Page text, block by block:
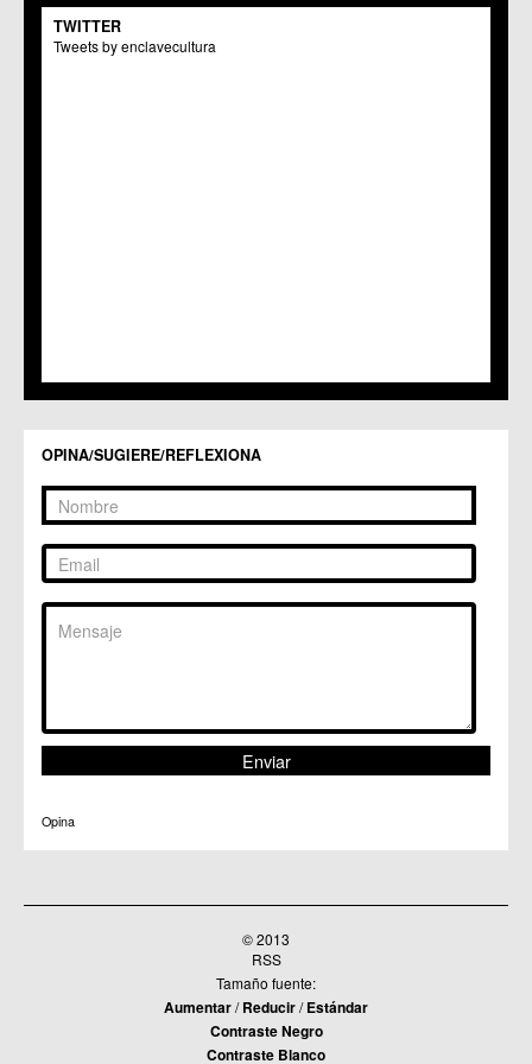
C.M. El Carmen
Centros Culturales
C.C. Puertas de Castilla
C.C. Zarandona
TWITTER
Tweets by enclavecultura
OPINA/SUGIERE/REFLEXIONA
Opina
© 2013
RSS
Tamaño fuente:
Aumentar/Reducir/Estándar
Contraste Negro
Contraste Blanco